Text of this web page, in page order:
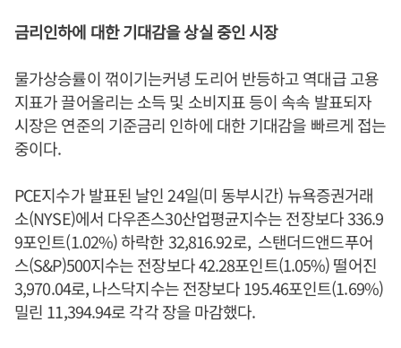
금리인하에 대한 기대감을 상실 중인 시장
물가상승률이 꺾이기는커녕 도리어 반등하고 역대급 고용
지표가 끌어올리는 소득 및 소비지표 등이 속속 발표되자
시장은 연준의 기준금리 인하에 대한 기대감을 빠르게 접는
중이다.
PCE지수가 발표된 날인 24일(미 동부시간) 뉴욕증권거래
소(NYSE)에서 다우존스30산업평균지수는 전장보다 336.9
9포인트(1.02%) 하락한 32,816.92로, 스탠더드앤드푸어
스(S&P)500지수는 전장보다 42.28포인트(1.05%) 떨어진
3,970.04로, 나스닥지수는 전장보다 195.46포인트(1.69%)
밀린 11,394.94로 각각 장을 마감했다.